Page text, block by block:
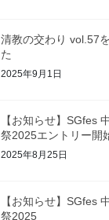
清教の交わり vol.57
た
2025年9月1日
【お知らせ】SGfes
祭2025エントリー開
2025年8月25日
【お知らせ】SGfes
祭2025